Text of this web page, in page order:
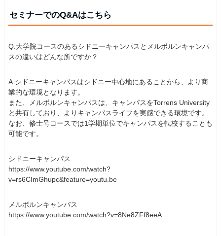
セミナーでのQ&Aはこちら
Q.大学院コースのあるシドニーキャンパスとメルボルンキャンパ
スの違いはどんな所ですか？
A.シドニーキャンパスはシドニー中心地にあることから、より商
業的な環境となります。
また、メルボルンキャンパスは、キャンパスをTorrens University
と共有しており、よりキャンパスライフを実感できる環境です。
なお、修士号コースでは1学期単位でキャンパスを転校することも
可能です。
シドニーキャンパス
https://www.youtube.com/watch?
v=rs6CImGhupc&feature=youtu.be
メルボルンキャンパス
https://www.youtube.com/watch?v=8Ne8ZFf8eeA